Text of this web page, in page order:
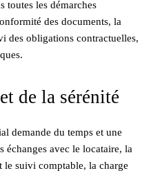
toutes les démarches
des documents, la
des obligations contractuelles,
de la sérénité
demande du temps et une
échanges avec le locataire, la
le suivi comptable, la charge